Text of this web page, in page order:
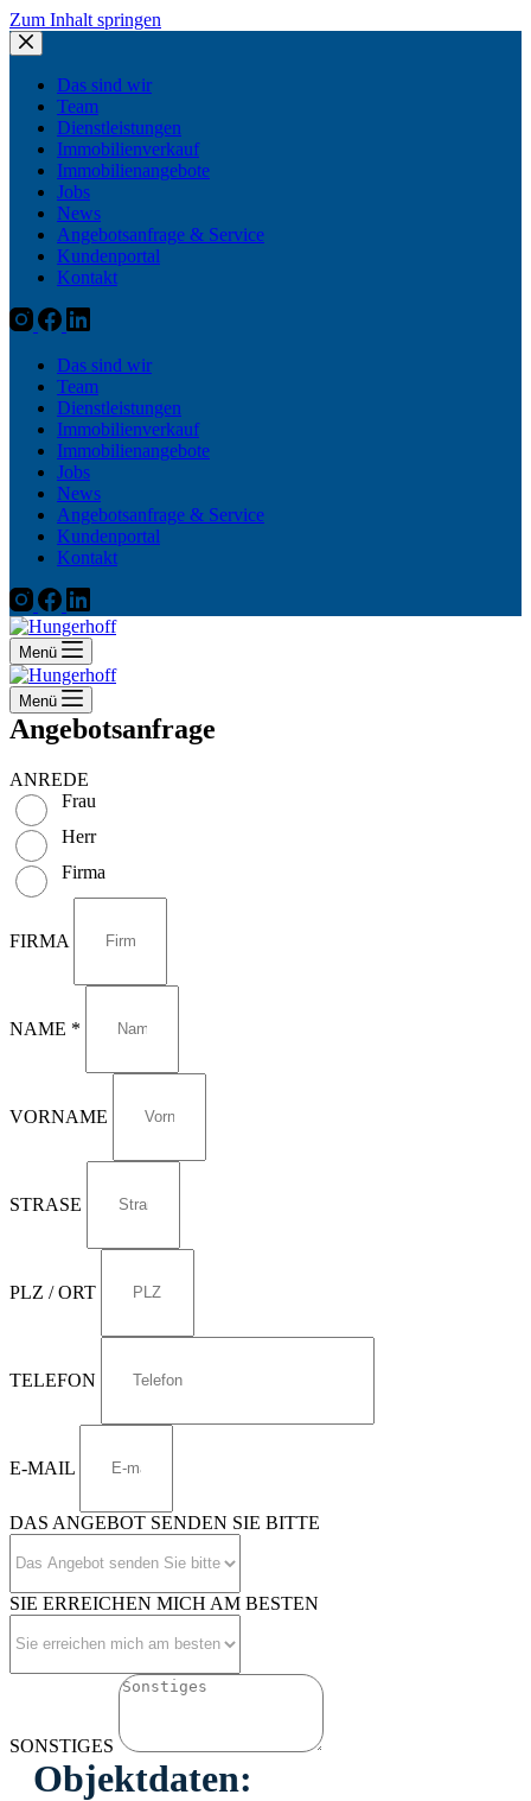
Zum Inhalt springen
Das sind wir
Team
Dienstleistungen
Immobilienverkauf
Immobilienangebote
Jobs
News
Angebotsanfrage & Service
Kundenportal
Kontakt
Das sind wir
Team
Dienstleistungen
Immobilienverkauf
Immobilienangebote
Jobs
News
Angebotsanfrage & Service
Kundenportal
Kontakt
Menü
Menü
Angebotsanfrage
ANREDE
Frau
Herr
Firma
FIRMA
NAME *
VORNAME
STRASE
PLZ / ORT
TELEFON
E-MAIL
DAS ANGEBOT SENDEN SIE BITTE
SIE ERREICHEN MICH AM BESTEN
SONSTIGES
Objektdaten: